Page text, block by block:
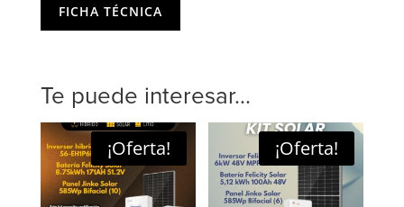
FICHA TÉCNICA
Te puede interesar...
¡Oferta! ¡Oferta!